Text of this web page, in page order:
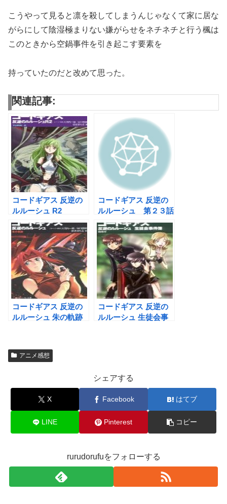
こうやって見ると凛を殺してしまうんじゃなくて家に居な
がらにして陰湿極まりない嫌がらせをネチネチと行う楓は
このときから空鍋事件を引き起こす要素を
持っていたのだと改めて思った。
関連記事:
コードギアス 反逆の
ルルーシュ R2
TURN―2―
コードギアス 反逆の
ルルーシュ 第２３話
コードギアス 反逆の
ルルーシュ 朱の軌跡
コードギアス 反逆の
ルルーシュ 生徒会事
アニメ感想
シェアする
X Facebook はてブ
LINE Pinterest コピー
rurudorufuをフォローする